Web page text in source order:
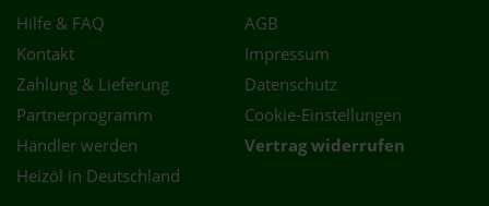
Hilfe & FAQ
Kontakt
Zahlung & Lieferung
Partnerprogramm
Händler werden
Heizöl in Deutschland
AGB
Impressum
Datenschutz
Cookie-Einstellungen
Vertrag widerrufen